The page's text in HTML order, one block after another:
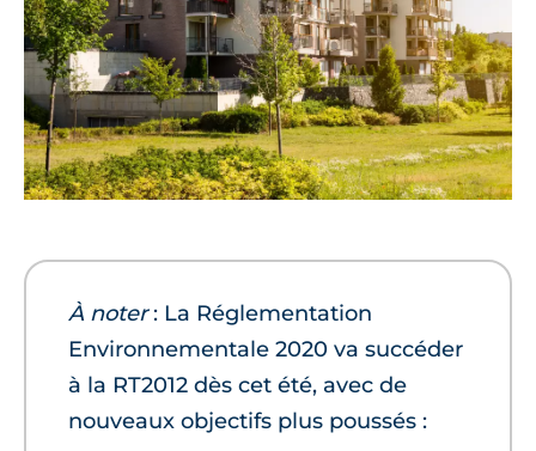
À noter: La Réglementation
Environnementale 2020 va succéder
à la RT2012 dès cet été, avec de
nouveaux objectifs plus poussés :